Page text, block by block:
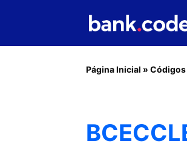
Página Inicial » Códigos